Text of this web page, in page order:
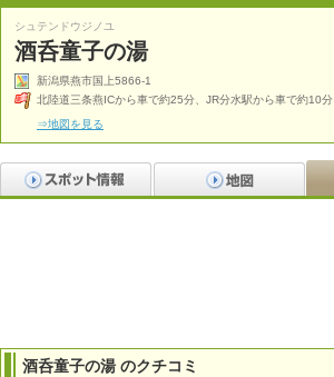
シュテンドウジノユ
酒呑童子の湯
新潟県燕市国上5866-1
北陸道三条燕ICから車で約25分、JR分水駅から車で約10分
⇒地図を見る
酒呑童子の湯 のクチコミ